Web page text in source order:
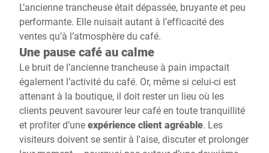
L’ancienne trancheuse était dépassée, bruyante et peu
performante. Elle nuisait autant à l’efficacité des
ventes qu’à l’atmosphère du café.
Une pause café au calme
Le bruit de l’ancienne trancheuse à pain impactait
également l’activité du café. Or, même si celui-ci est
attenant à la boutique, il doit rester un lieu où les
clients peuvent savourer leur café en toute tranquillité
et profiter d’uneexpérience client agréable. Les
visiteurs doivent se sentir à l'aise, discuter et prolonger